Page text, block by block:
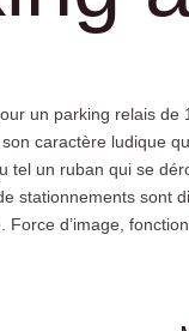
un parking relais
caractère ludique
tel un ruban qui se
stationnements sont
Force d’image,
construite et le
avec
réussi de l’apport